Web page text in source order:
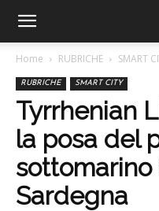
Home RUBRICHE SMART
RUBRICHE SMART CITY
Tyrrhenian
la posa del
sottomarino
Sardegna